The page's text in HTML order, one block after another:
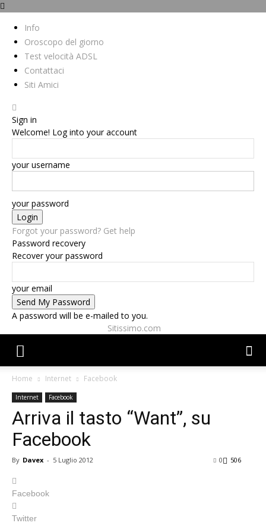
Info
Oroscopo del giorno
Test velocità ADSL
Contattaci
Siti Amici
Sign in
Welcome! Log into your account
your username
your password
Forgot your password? Get help
Password recovery
Recover your password
your email
A password will be e-mailed to you.
Sitissimo.com
Home Internet Facebook
Internet Facebook
Arriva il tasto “Want”, su
Facebook
By Davex - 5 Luglio 2012 506
0
Facebook
Twitter